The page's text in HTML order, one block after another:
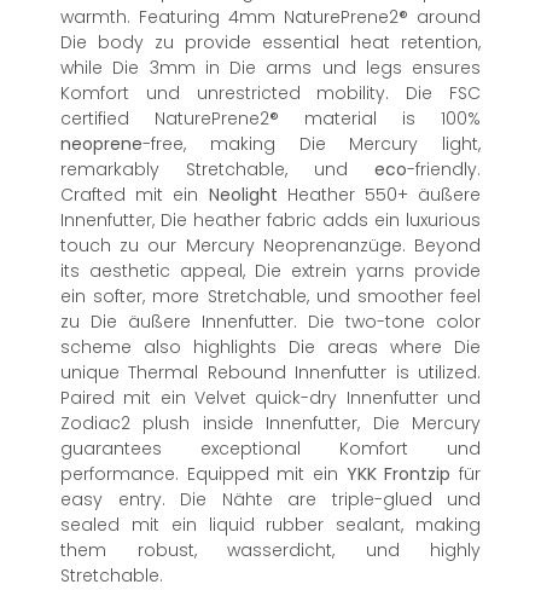
warmth. Featuring 4mm NaturePrene2® around
Die body zu provide essential heat retention,
while Die 3mm in Die arms und legs ensures
Komfort und unrestricted mobility. Die FSC
certified NaturePrene2® material is 100%
neoprene-free, making Die Mercury light,
remarkably Stretchable, und eco-friendly.
Crafted mit ein Neolight Heather 550+ äußere
Innenfutter, Die heather fabric adds ein luxurious
touch zu our Mercury Neoprenanzüge. Beyond
its aesthetic appeal, Die extrein yarns provide
ein softer, more Stretchable, und smoother feel
zu Die äußere Innenfutter. Die two-tone color
scheme also highlights Die areas where Die
unique Thermal Rebound Innenfutter is utilized.
Paired mit ein Velvet quick-dry Innenfutter und
Zodiac2 plush inside Innenfutter, Die Mercury
guarantees exceptional Komfort und
performance. Equipped mit ein YKK Frontzip für
easy entry. Die Nähte are triple-glued und
sealed mit ein liquid rubber sealant, making
them robust, wasserdicht, und highly
Stretchable.